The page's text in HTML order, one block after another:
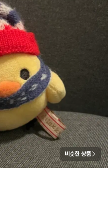
비슷한 상품